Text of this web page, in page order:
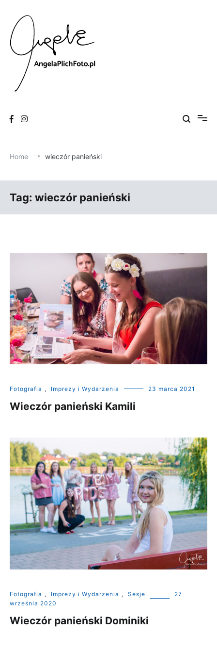
content
Home wieczór panieński
Tag: wieczór panieński
Fotografia , Imprezy i Wydarzenia 23 marca 2021
Wieczór panieński Kamili
Fotografia , Imprezy i Wydarzenia , Sesje
27
września 2020
Wieczór panieński Dominiki